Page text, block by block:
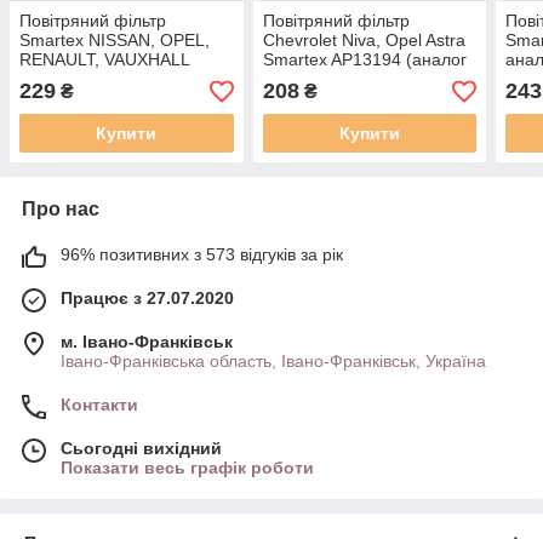
Повітряний фільтр
Smartex NISSAN, OPEL,
RENAULT, VAUXHALL
AP13116 (аналог Filtron AP
137/1)
229 ₴
Купити
Повітряний фільтр
Chevrolet Niva, Opel Astra
Smartex AP13194 (аналог
Filtron AP AP 051)
208₴
Купити
243
Про нас
96% позитивних з 573 відгуків за рік
Працює з 27.07.2020
м. Івано-Франківськ
Івано-Франківська область, Івано-Франківськ, Україна
Контакти
Сьогодні вихідний
Показати весь графік роботи